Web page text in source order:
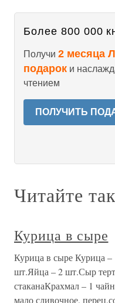
Более 800 000
Получи 2 месяца
подарок и
чтением
ПОЛУЧИТЬ
Читайте
Курица в сыре
Курица в сыре Курица
шт.Яйца – 2 шт.Сыр
стаканаКрахмал – 1
мало сливочное,